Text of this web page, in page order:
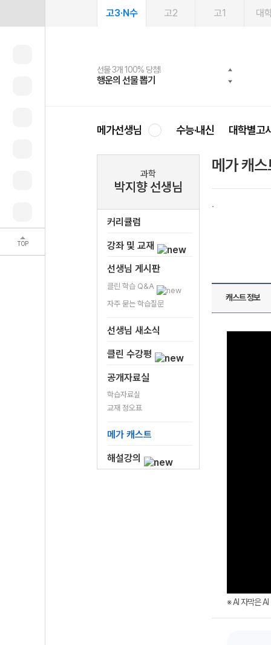
TOP
고3·N수 고2 고1 대
선물 3개 100% 당첨!
행운의 선물 뽑기
선물 100% 증정!
메가스터디 X 올리브
여름방학 스터디 캐시백
메가런 썸머스쿨
2027 러셀 단과
강사 공개선발
스마트러닝앱
설문 EVENT
메가패스
3일 무료 체험권
메가패스 수강생 무료혜택!
메가클럽 멤버십
사회공헌 캠페인
희망이룸 메가나눔
메가선생님 수능·내신 대학별고
과학
박지향 선생님
커리큘럼
강좌 및 교재
선생님 게시판
클린 학습 Q&A
자주 묻는 학습질문
선생님 새소식
클린 수강평
공개자료실
학습자료실
교재 정오표
메가 캐스트
해설강의
메가 캐스
캐스트 정보
※ AI 자막은 AI